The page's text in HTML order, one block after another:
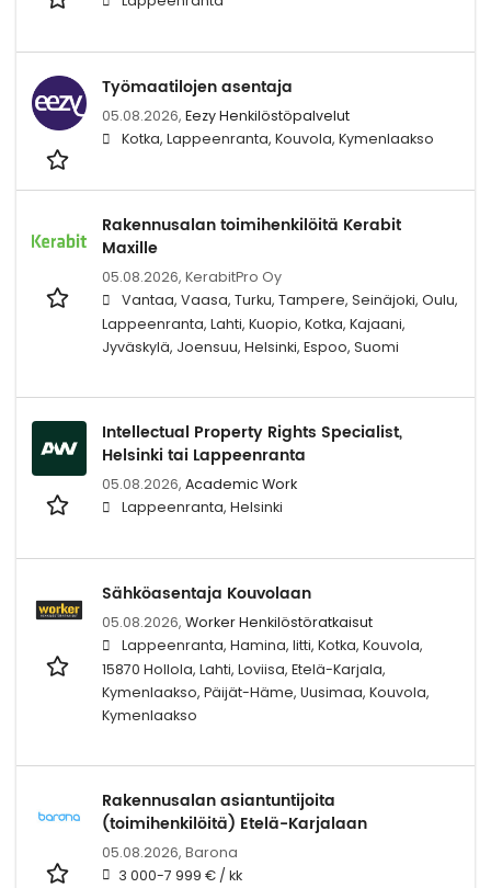
Työmaatilojen asentaja
05.08.2026, Eezy Henkilöstöpalvelut
Kotka, Lappeenranta, Kouvola, Kymenlaakso
Rakennusalan toimihenkilöitä Kerabit
Maxille
05.08.2026, KerabitPro Oy
Vantaa, Vaasa, Turku, Tampere, Seinäjoki, Oulu,
Lappeenranta, Lahti, Kuopio, Kotka, Kajaani,
Jyväskylä, Joensuu, Helsinki, Espoo, Suomi
Intellectual Property Rights Specialist,
Helsinki tai Lappeenranta
05.08.2026, Academic Work
Lappeenranta, Helsinki
Sähköasentaja Kouvolaan
05.08.2026, Worker Henkilöstöratkaisut
Lappeenranta, Hamina, Iitti, Kotka, Kouvola,
15870 Hollola, Lahti, Loviisa, Etelä-Karjala,
Kymenlaakso, Päijät-Häme, Uusimaa, Kouvola,
Kymenlaakso
Rakennusalan asiantuntijoita
(toimihenkilöitä) Etelä-Karjalaan
05.08.2026, Barona
3 000-7 999 € / kk